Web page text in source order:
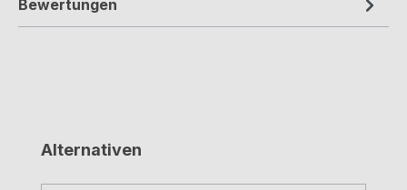
Bewertungen
Produktgalerie überspringen
Alternativen